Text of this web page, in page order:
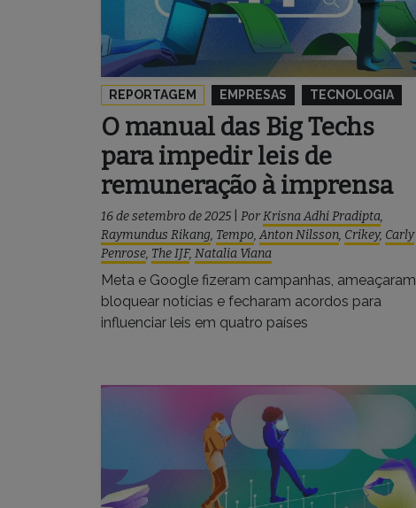
REPORTAGEM EMPRESAS TECNOLOGIA
O manual das Big Techs
para impedir leis de
remuneração à imprensa
16 de setembro de 2025 PorKrisna Adhi Pradipta,
Raymundus Rikang, Tempo,Anton Nilsson, Crikey, Carly
Penrose, The IJF, Natalia Viana
Meta e Google fizeram campanhas, ameaçaram
bloquear notícias e fecharam acordos para
influenciar leis em quatro países